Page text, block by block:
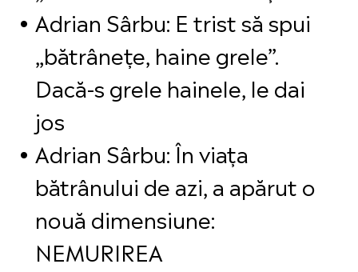
Adrian Sârbu: E trist să spui
„bătrânețe, haine grele”.
Dacă-s grele hainele, le dai
jos
Adrian Sârbu: În viața
bătrânului de azi, a apărut o
nouă dimensiune:
NEMURIREA